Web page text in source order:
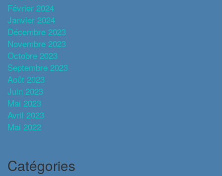
Février 2024
Janvier 2024
Décembre 2023
Novembre 2023
Octobre 2023
Septembre 2023
Août 2023
Juin 2023
Mai 2023
Avril 2023
Mai 2022
Catégories